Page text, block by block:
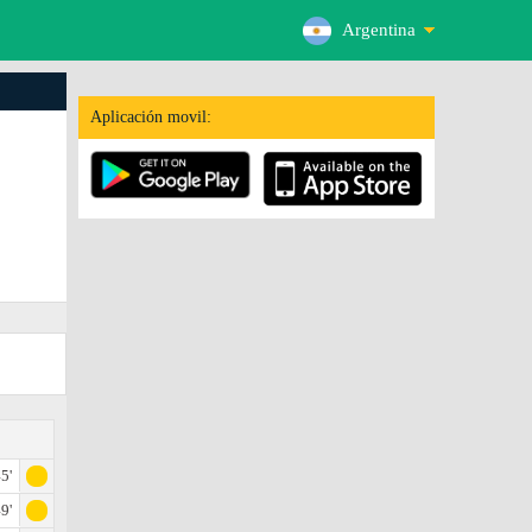
Argentina
Aplicación movil: